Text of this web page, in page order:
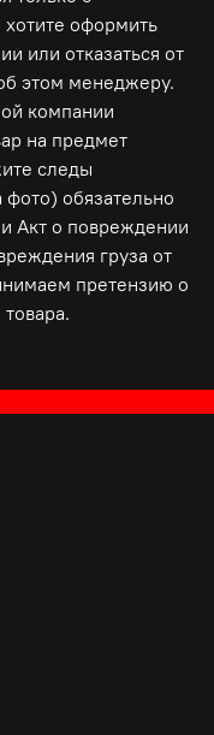
оформить
или отказаться от
этом менеджеру.
компании
на предмет
следы
обязательно
Акт о повреждении
груза от
претензию о